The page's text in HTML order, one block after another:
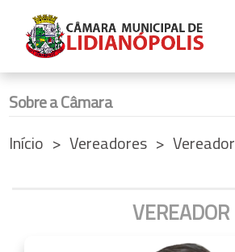
Sobre a Câmara
Início
Vereadores Vereador
VEREADOR